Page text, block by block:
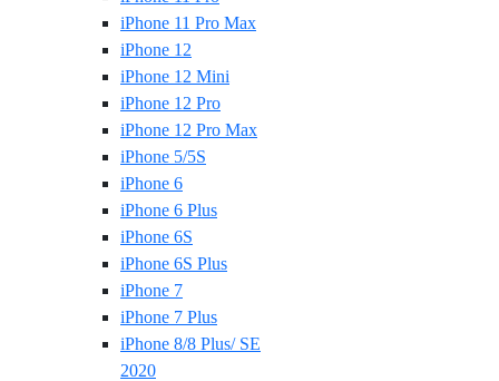
iPhone 11 Pro Max
iPhone 12
iPhone 12 Mini
iPhone 12 Pro
iPhone 12 Pro Max
iPhone 5/5S
iPhone 6
iPhone 6 Plus
iPhone 6S
iPhone 6S Plus
iPhone 7
iPhone 7 Plus
iPhone 8/8 Plus/ SE
2020